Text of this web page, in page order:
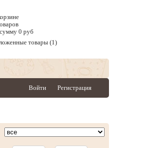
0 руб
товары (1)
Войти Регистрация